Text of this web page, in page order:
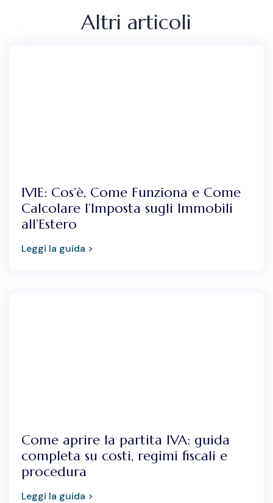
Altri articoli
IVIE: Cos’è, Come Funziona e Come
Calcolare l’Imposta sugli Immobili
all’Estero
Leggi la guida >
Come aprire la partita IVA: guida
completa su costi, regimi fiscali e
procedura
Leggi la guida >